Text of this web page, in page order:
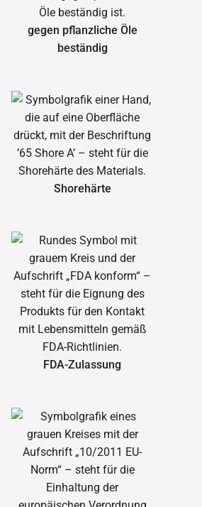
gegen pflanzliche Öle
beständig
Shorehärte
FDA-Zulassung